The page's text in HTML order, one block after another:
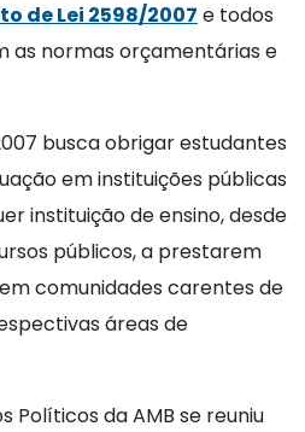
de Lei 2598/2007 e todos
as normas orçamentárias e
busca obrigar estudantes
em instituições públicas
instituição de ensino, desde
públicos, a prestarem
comunidades carentes de
áreas de
Políticos da AMB se reuniu